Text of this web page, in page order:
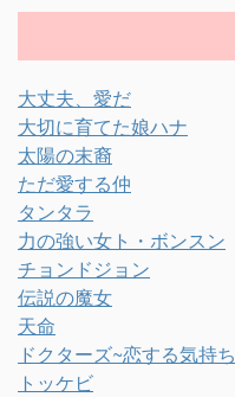
大丈夫、愛だ
大切に育てた娘ハナ
太陽の末裔
ただ愛する仲
タンタラ
力の強い女ト・ボンスン
チョンドジョン
伝説の魔女
天命
ドクターズ~恋する気持ち
トッケビ